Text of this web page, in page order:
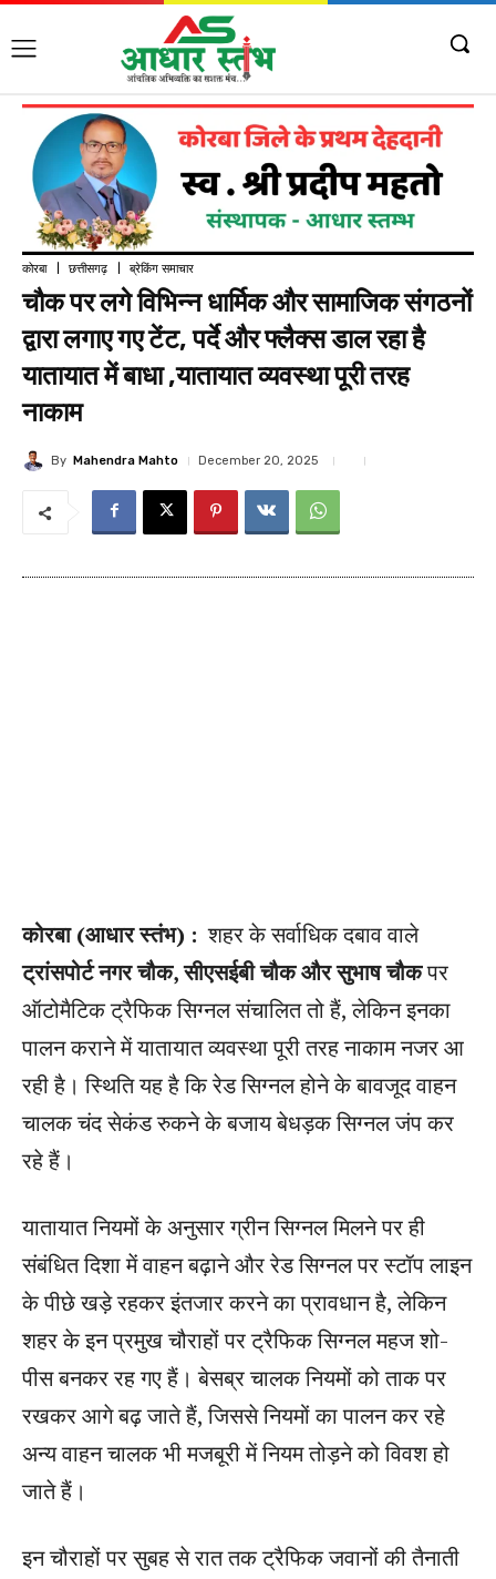
कोरबा छत्तीसगढ़ ब्रेकिंग समाचार
चौक पर लगे विभिन्न धार्मिक और सामाजिक संगठनों
द्वारा लगाए गए टेंट, पर्दे और फ्लैक्स डाल रहा है
यातायात में बाधा ,यातायात व्यवस्था पूरी तरह
नाकाम
By Mahendra Mahto December 20, 2025
कोरबा (आधार स्तंभ) : शहर के सर्वाधिक दबाव वाले
ट्रांसपोर्ट नगर चौक, सीएसईबी चौक और सुभाष चौकपर
ऑटोमैटिक ट्रैफिक सिग्नल संचालित तो हैं, लेकिन इनका
पालन कराने में यातायात व्यवस्था पूरी तरह नाकाम नजर आ
रही है। स्थिति यह है कि रेड सिग्नल होने के बावजूद वाहन
चालक चंद सेकंड रुकने के बजाय बेधड़क सिग्नल जंप कर
रहे हैं।
यातायात नियमों के अनुसार ग्रीन सिग्नल मिलने पर ही
संबंधित दिशा में वाहन बढ़ाने और रेड सिग्नल पर स्टॉप लाइन
के पीछे खड़े रहकर इंतजार करने का प्रावधान है, लेकिन
शहर के इन प्रमुख चौराहों पर ट्रैफिक सिग्नल महज शो-
पीस बनकर रह गए हैं। बेसब्र चालक नियमों को ताक पर
रखकर आगे बढ़ जाते हैं, जिससे नियमों का पालन कर रहे
अन्य वाहन चालक भी मजबूरी में नियम तोड़ने को विवश हो
जाते हैं।
इन चौराहों पर सुबह से रात तक ट्रैफिक जवानों की तैनाती